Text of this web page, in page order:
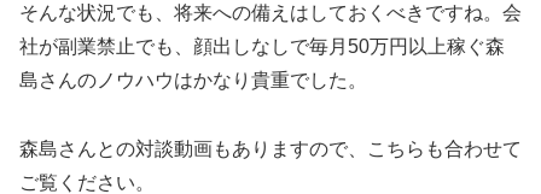
そんな状況でも、将来への備えはしておくべきですね。会
社が副業禁止でも、顔出しなしで毎月50万円以上稼ぐ森
島さんのノウハウはかなり貴重でした。
森島さんとの対談動画もありますので、こちらも合わせて
ご覧ください。